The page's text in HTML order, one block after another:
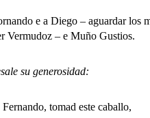
e a Diego – aguardar los
– e Muño Gustios.
generosidad:
tomad este caballo,